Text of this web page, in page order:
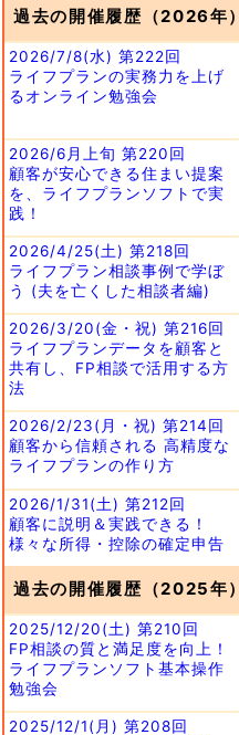
過去の開催履歴（2026年）
2026/7/8(水) 第222回
ライフプランの実務力を上げ
るオンライン勉強会
2026/6月上旬 第220回
顧客が安心できる住まい提案
を、ライフプランソフトで実
践！
2026/4/25(土) 第218回
ライフプラン相談事例で学ぼ
う (夫を亡くした相談者編)
2026/3/20(金・祝) 第216回
ライフプランデータを顧客と
共有し、FP相談で活用する方
法
2026/2/23(月・祝) 第214回
顧客から信頼される 高精度な
ライフプランの作り方
2026/1/31(土) 第212回
顧客に説明＆実践できる！
様々な所得・控除の確定申告
過去の開催履歴（2025年）
2025/12/20(土) 第210回
FP相談の質と満足度を向上！
ライフプランソフト基本操作
勉強会
2025/12/1(月) 第208回